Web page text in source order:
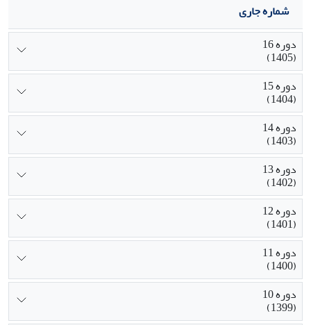
شماره جاری
دوره 16
(1405)
دوره 15
(1404)
دوره 14
(1403)
دوره 13
(1402)
دوره 12
(1401)
دوره 11
(1400)
دوره 10
(1399)